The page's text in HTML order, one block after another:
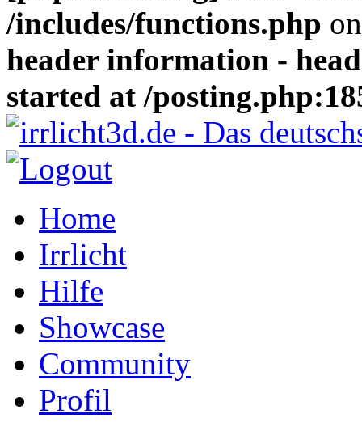
/includes/functions.php
header information -
started at /
Home
Irrlicht
Hilfe
Showcase
Community
Profil